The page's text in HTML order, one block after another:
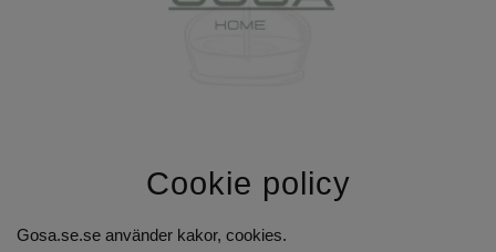
Cookie policy
Gosa.se.se använder kakor, cookies.